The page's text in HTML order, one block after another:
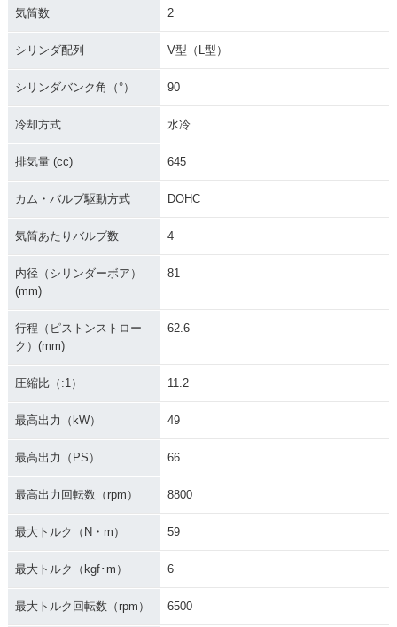
気筒数 2
シリンダ配列 V型（L型）
シリンダバンク角（°） 90
冷却方式 水冷
排気量 (cc) 645
カム・バルブ駆動方式 DOHC
気筒あたりバルブ数 4
内径（シリンダーボア）
(mm)
81
行程（ピストンストロー
ク）(mm)
62.6
圧縮比（:1） 11.2
最高出力（kW） 49
最高出力（PS） 66
最高出力回転数（rpm） 8800
最大トルク（N・m） 59
最大トルク（kgf･m） 6
最大トルク回転数（rpm） 6500